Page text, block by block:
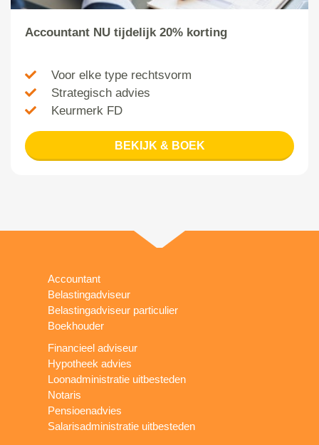
Accountant NU tijdelijk 20% korting
Voor elke type rechtsvorm
Strategisch advies
Keurmerk FD
BEKIJK & BOEK
Accountant
Belastingadviseur
Belastingadviseur particulier
Boekhouder
Financieel adviseur
Hypotheek advies
Loonadministratie uitbesteden
Notaris
Pensioenadvies
Salarisadministratie uitbesteden